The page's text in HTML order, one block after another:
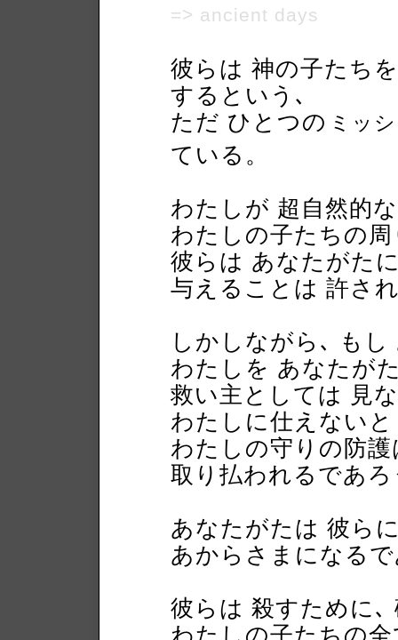
=> ancient days
彼らは 神の子たち
するという､
ただ ひとつの ミッ
ている。
わたしが 超自然的
わたしの子たちの
彼らは あなたがた
与えることは 許さ
しかしながら､ も
わたしを あなたが
救い主としては 見
わたしに仕えない
わたしの守りの防
取り払われるであろ
あなたがたは 彼ら
あからさまになる
彼らは 殺すために､
わたしの子たちの